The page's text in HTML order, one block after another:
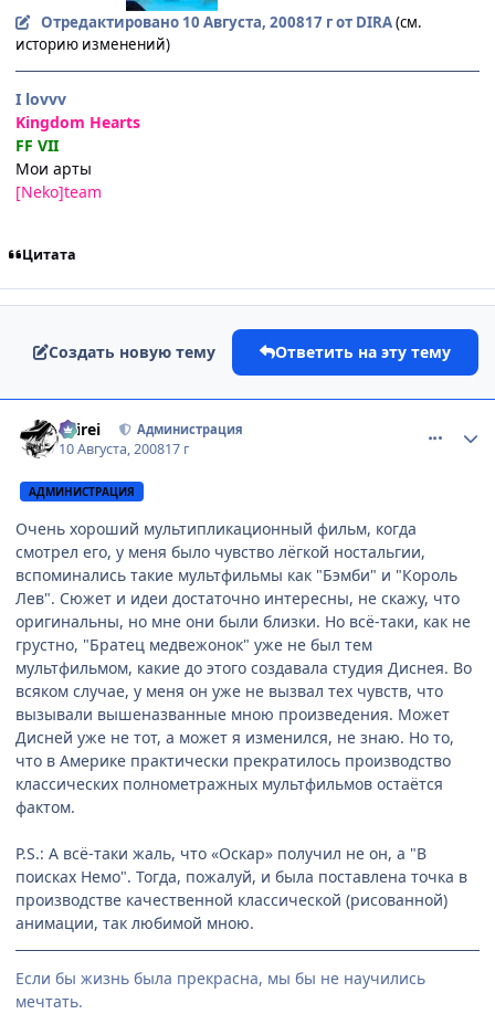
Отредактировано 10 Августа, 200817 гот DIRA(см.
историю изменений)
I lovvv
Kingdom Hearts
FF VII
Мои арты
[Neko]team
Цитата
Создать новую тему Ответить на эту тему
Seirei Администрация
10 Августа, 200817 г
АДМИНИСТРАЦИЯ
Очень хороший мультипликационный фильм, когда
смотрел его, у меня было чувство лёгкой ностальгии,
вспоминались такие мультфильмы как "Бэмби" и "Король
Лев". Сюжет и идеи достаточно интересны, не скажу, что
оригинальны, но мне они были близки. Но всё-таки, как не
грустно, "Братец медвежонок" уже не был тем
мультфильмом, какие до этого создавала студия Диснея. Во
всяком случае, у меня он уже не вызвал тех чувств, что
вызывали вышеназванные мною произведения. Может
Дисней уже не тот, а может я изменился, не знаю. Но то,
что в Америке практически прекратилось производство
классических полнометражных мультфильмов остаётся
фактом.
P.S.: А всё-таки жаль, что «Оскар» получил не он, а "В
поисках Немо". Тогда, пожалуй, и была поставлена точка в
производстве качественной классической (рисованной)
анимации, так любимой мною.
Если бы жизнь была прекрасна, мы бы не научились
мечтать.